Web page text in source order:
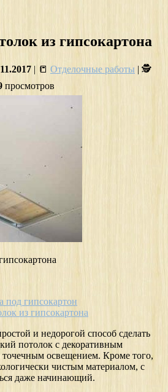
из гипсокартона
| 📒 Отделочные работы | 🕵
просмотров
под гипсокартон
из гипсокартона
и недорогой способ сделать
потолок с декоративным
освещением. Кроме того,
чистым материалом, с
даже начинающий.